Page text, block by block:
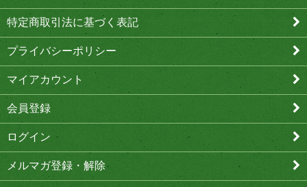
特定商取引法に基づく表記
プライバシーポリシー
マイアカウント
会員登録
ログイン
メルマガ登録・解除